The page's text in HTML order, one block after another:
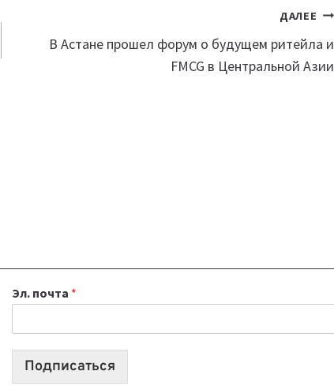
ДАЛЕЕ
В Астане прошел форум о будущем ритейла и
FMCG в Центральной Азии
Эл. почта *
Подписаться